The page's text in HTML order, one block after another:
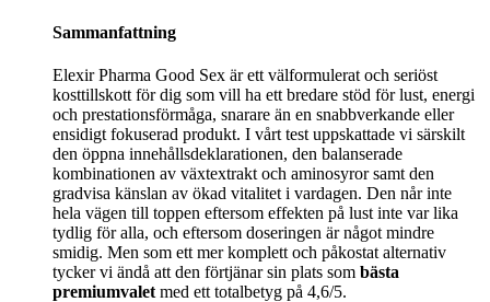
Sammanfattning
Elexir Pharma Good Sex är ett välformulerat och seriöst
kosttillskott för dig som vill ha ett bredare stöd för lust, energi
och prestationsförmåga, snarare än en snabbverkande eller
ensidigt fokuserad produkt. I vårt test uppskattade vi särskilt
den öppna innehållsdeklarationen, den balanserade
kombinationen av växtextrakt och aminosyror samt den
gradvisa känslan av ökad vitalitet i vardagen. Den når inte
hela vägen till toppen eftersom effekten på lust inte var lika
tydlig för alla, och eftersom doseringen är något mindre
smidig. Men som ett mer komplett och påkostat alternativ
tycker vi ändå att den förtjänar sin plats som bästa
premiumvalet med ett totalbetyg på 4,6/5.